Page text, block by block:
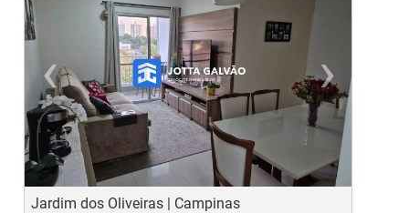
‹
Previous
›
Jardim dos Oliveiras | Campinas